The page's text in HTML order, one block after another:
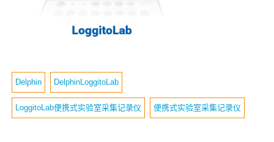
Delphin DelphinLoggitoLab
LoggitoLab便携式实验室采集记录仪 便携式实验室采集记录仪